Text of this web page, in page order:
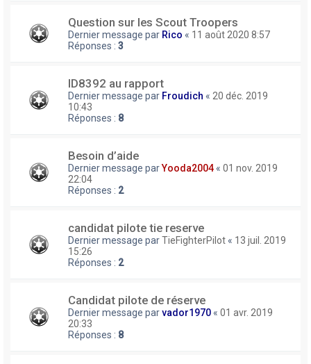
Question sur les Scout Troopers
Dernier message par Rico « 11 août 2020 8:57
Réponses : 3
ID8392 au rapport
Dernier message par Froudich « 20 déc. 2019
10:43
Réponses : 8
Besoin d’aide
Dernier message parYooda2004 « 01 nov. 2019
22:04
Réponses : 2
candidat pilote tie reserve
Dernier message parTieFighterPilot « 13 juil. 2019
15:26
Réponses : 2
Candidat pilote de réserve
Dernier message parvador1970 « 01 avr. 2019
20:33
Réponses : 8